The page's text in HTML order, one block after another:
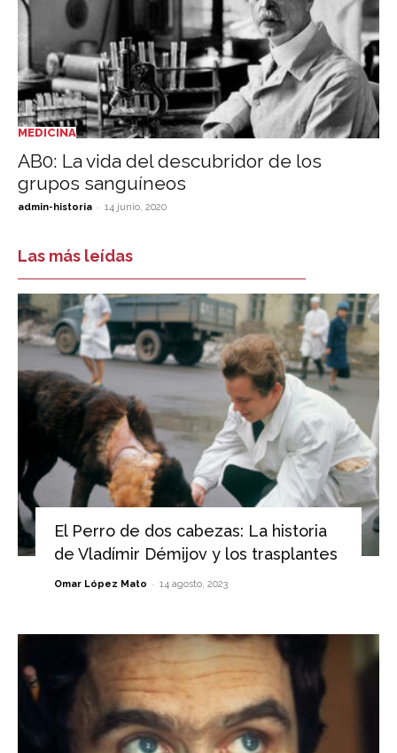
MEDICINA
AB0: La vida del descubridor de los
grupos sanguíneos
admin-historia - 14 junio, 2020
Las más leídas
El Perro de dos cabezas: La historia
de Vladímir Démijov y los trasplantes
Omar López Mato - 14 agosto, 2023